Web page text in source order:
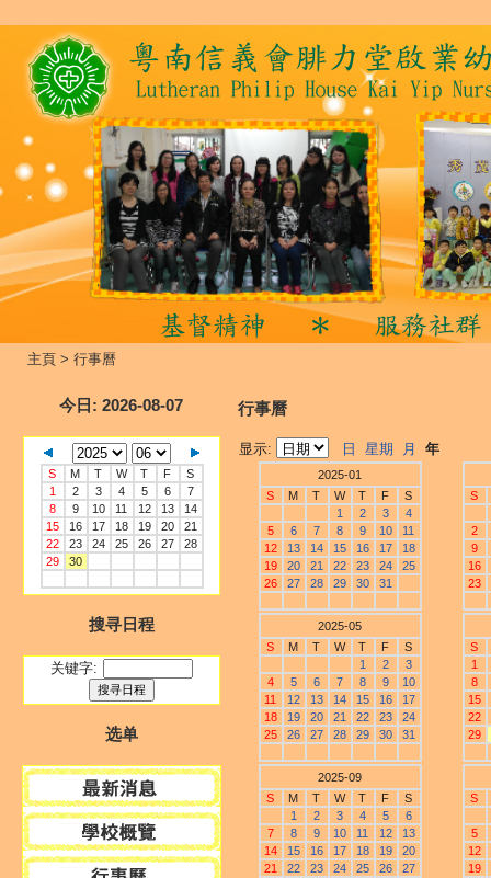
主頁 > 行事曆
今日 : 2026-08-07
S M T W T F
S
1
2 3 4 5 6
7
8
9 10 11 12 13
14
15
16 17 18 19 20
21
22
23 24 25 26 27
28
29
30
搜寻日程
关键字:
选单
行事曆
显示: 日 星期 月 年
2025-01
S
M T W T F
S
1
2 3
4
5
6 7 8 9 10
11
12
13 14 15 16 17
18
19
20 21 22 23 24
25
26
27 28 29 30 31
S
2
9
16
23
2025-05
S
M T W T F
S
1
2
3
4
5 6 7 8 9
10
11
12 13 14 15 16
17
18
19 20 21 22 23
24
25
26 27 28 29 30 31
S
1
8
15
22
29
2025-09
S
M T W T F
S
1
2 3 4 5
6
7
8 9 10 11 12
13
14
15 16 17 18 19
20
21
22 23 24 25 26
27
S
5
12
19